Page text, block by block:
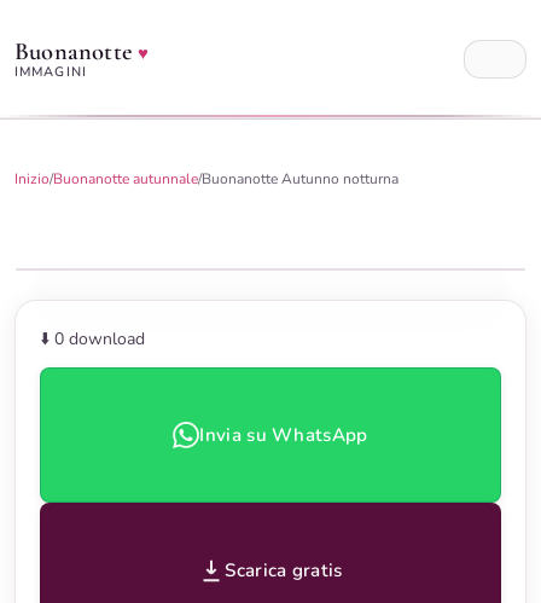
Buonanotte♥
IMMAGINI
Inizio/Buonanotte autunnale/Buonanotte Autunno notturna
⬇️ 0 download
Invia su WhatsApp
Scarica gratis